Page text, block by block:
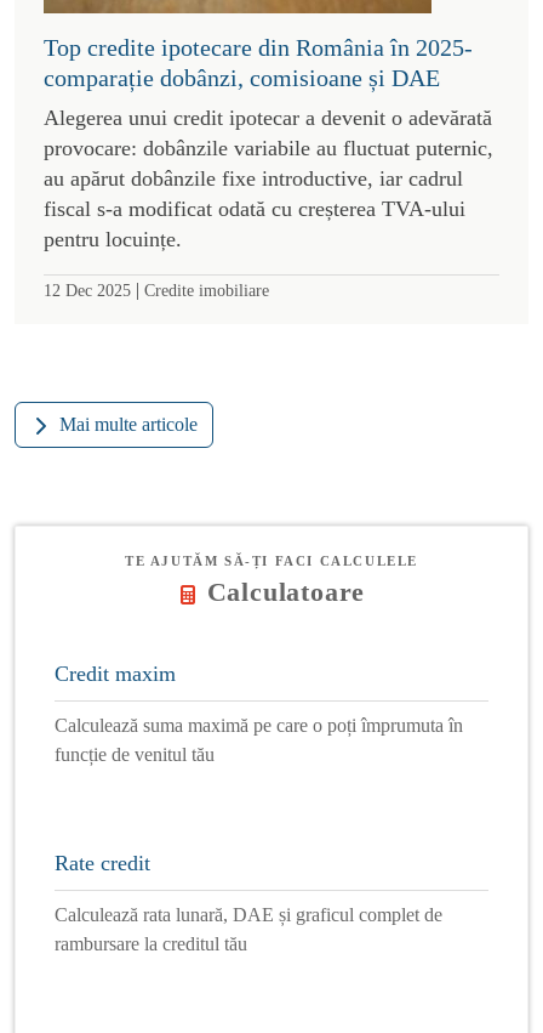
Top credite ipotecare din România în 2025-
comparație dobânzi, comisioane și DAE
Alegerea unui credit ipotecar a devenit o adevărată
provocare: dobânzile variabile au fluctuat puternic,
au apărut dobânzile fixe introductive, iar cadrul
fiscal s-a modificat odată cu creșterea TVA-ului
pentru locuințe.
12 Dec 2025 | Credite imobiliare
Mai multe articole
TE AJUTĂM SĂ-ȚI FACI CALCULELE
Calculatoare
Credit maxim
Calculează suma maximă pe care o poți împrumuta în
funcție de venitul tău
Rate credit
Calculează rata lunară, DAE și graficul complet de
rambursare la creditul tău